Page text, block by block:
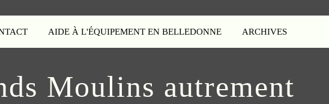
AIDE À L'ÉQUIPEMENT EN BELLEDONNE ARCHIVES
Moulins autrement